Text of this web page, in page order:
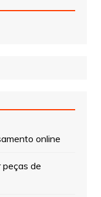
online
peças de